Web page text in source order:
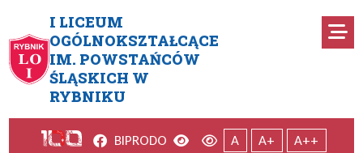
I LICEUM
OGÓLNOKSZTAŁCĄCE
IM. POWSTAŃCÓW
ŚLĄSKICH W
RYBNIKU
JuFeNalia – Marek Twaróg
Facebook
BIPRODO Wersja kontrastowa
Wersja domyślna
A A+ A++